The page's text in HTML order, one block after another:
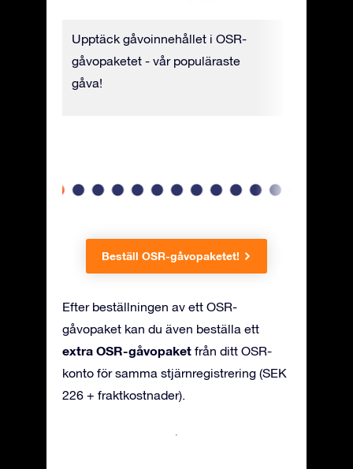
Upptäck gåvoinnehållet i OSR-
gåvopaketet - vår populäraste
gåva!
Beställ OSR-gåvopaketet!
Efter beställningen av ett OSR-
gåvopaket kan du även beställa ett
extra OSR-gåvopaket från ditt OSR-
konto för samma stjärnregistrering (SEK
226 + fraktkostnader).